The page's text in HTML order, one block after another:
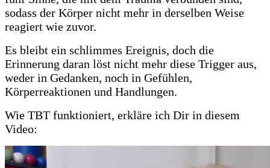
sodass der Körper nicht mehr in derselben Weise
reagiert wie zuvor.
Es bleibt ein schlimmes Ereignis, doch die
Erinnerung daran löst nicht mehr diese Trigger aus,
weder in Gedanken, noch in Gefühlen,
Körperreaktionen und Handlungen.
Wie TBT funktioniert, erkläre ich Dir in diesem
Video: